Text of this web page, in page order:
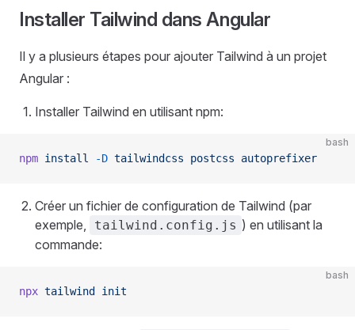
Installer Tailwind dans Angular
Il y a plusieurs étapes pour ajouter Tailwind à un projet
Angular :
Installer Tailwind en utilisant npm:
bash
npm install -D tailwindcss postcss autoprefixer
Créer un fichier de configuration de Tailwind (par
exemple,
tailwind.config.js ) en utilisant la
commande:
bash
npx tailwind init